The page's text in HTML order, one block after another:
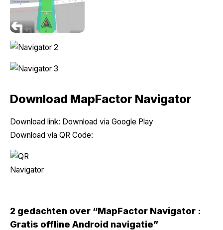
Download MapFactor Navigator
Download link: Download via Google Play
Download via QR Code:
2 gedachten over “MapFactor Navigator :
Gratis offline Android navigatie”